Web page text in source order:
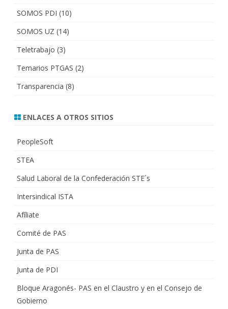
SOMOS PDI (10)
SOMOS UZ (14)
Teletrabajo (3)
Temarios PTGAS (2)
Transparencia (8)
ENLACES A OTROS SITIOS
PeopleSoft
STEA
Salud Laboral de la Confederación STE´s
Intersindical ISTA
Afíliate
Comité de PAS
Junta de PAS
Junta de PDI
Bloque Aragonés- PAS en el Claustro y en el Consejo de
Gobierno